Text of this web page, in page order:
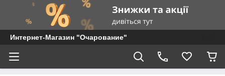
Интернет-Магазин "Очарование"